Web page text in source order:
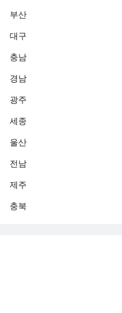
부산
대구
충남
경남
광주
세종
울산
전남
제주
충북